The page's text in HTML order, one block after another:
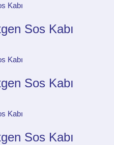
Sos Kabı
Sos Kabı
Sos Kabı